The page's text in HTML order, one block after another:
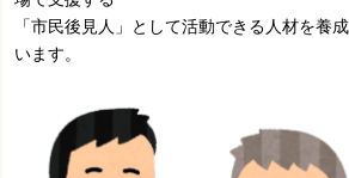
「市民後見人」として活動できる人材を養
います。